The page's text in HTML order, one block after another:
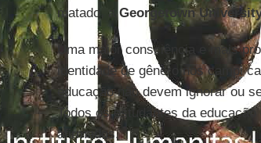
matado, aGeorgetown
Uma maior consciência e mais
identidade de gênero nos campi
educação não devem ignorar ou
Todos os estudantes da
afirmados.